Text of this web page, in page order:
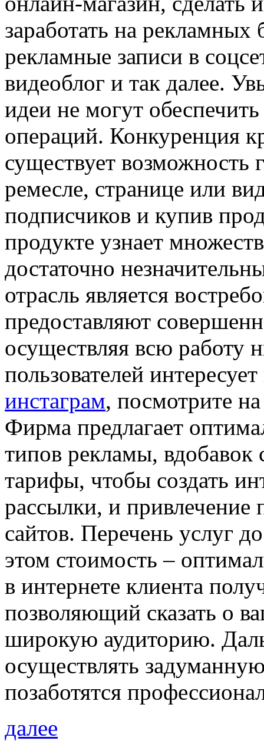
заработать на рекламных
рекламные записи в
видеоблог и так далее.
идеи не могут
операций. Конкуренция
существует возможность
ремесле, странице или
подписчиков и купив
продукте узнает
достаточно
отрасль является
предоставляют
осуществляя всю работу
пользователей
инстаграм, посмотрите
Фирма предлагает
типов рекламы, вдобавок
тарифы, чтобы создать
рассылки, и привлечение
сайтов. Перечень услуг
этом стоимость –
в интернете клиента
позволяющий сказать о
широкую аудиторию.
осуществлять
позаботятся
далее